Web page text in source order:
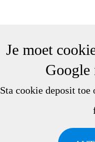
Je moet
Google
Sta cookie deposit